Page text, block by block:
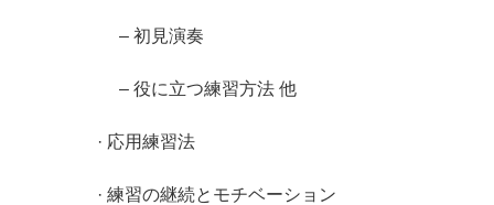
– 初見演奏
– 役に立つ練習方法 他
· 応用練習法
· 練習の継続とモチベーション